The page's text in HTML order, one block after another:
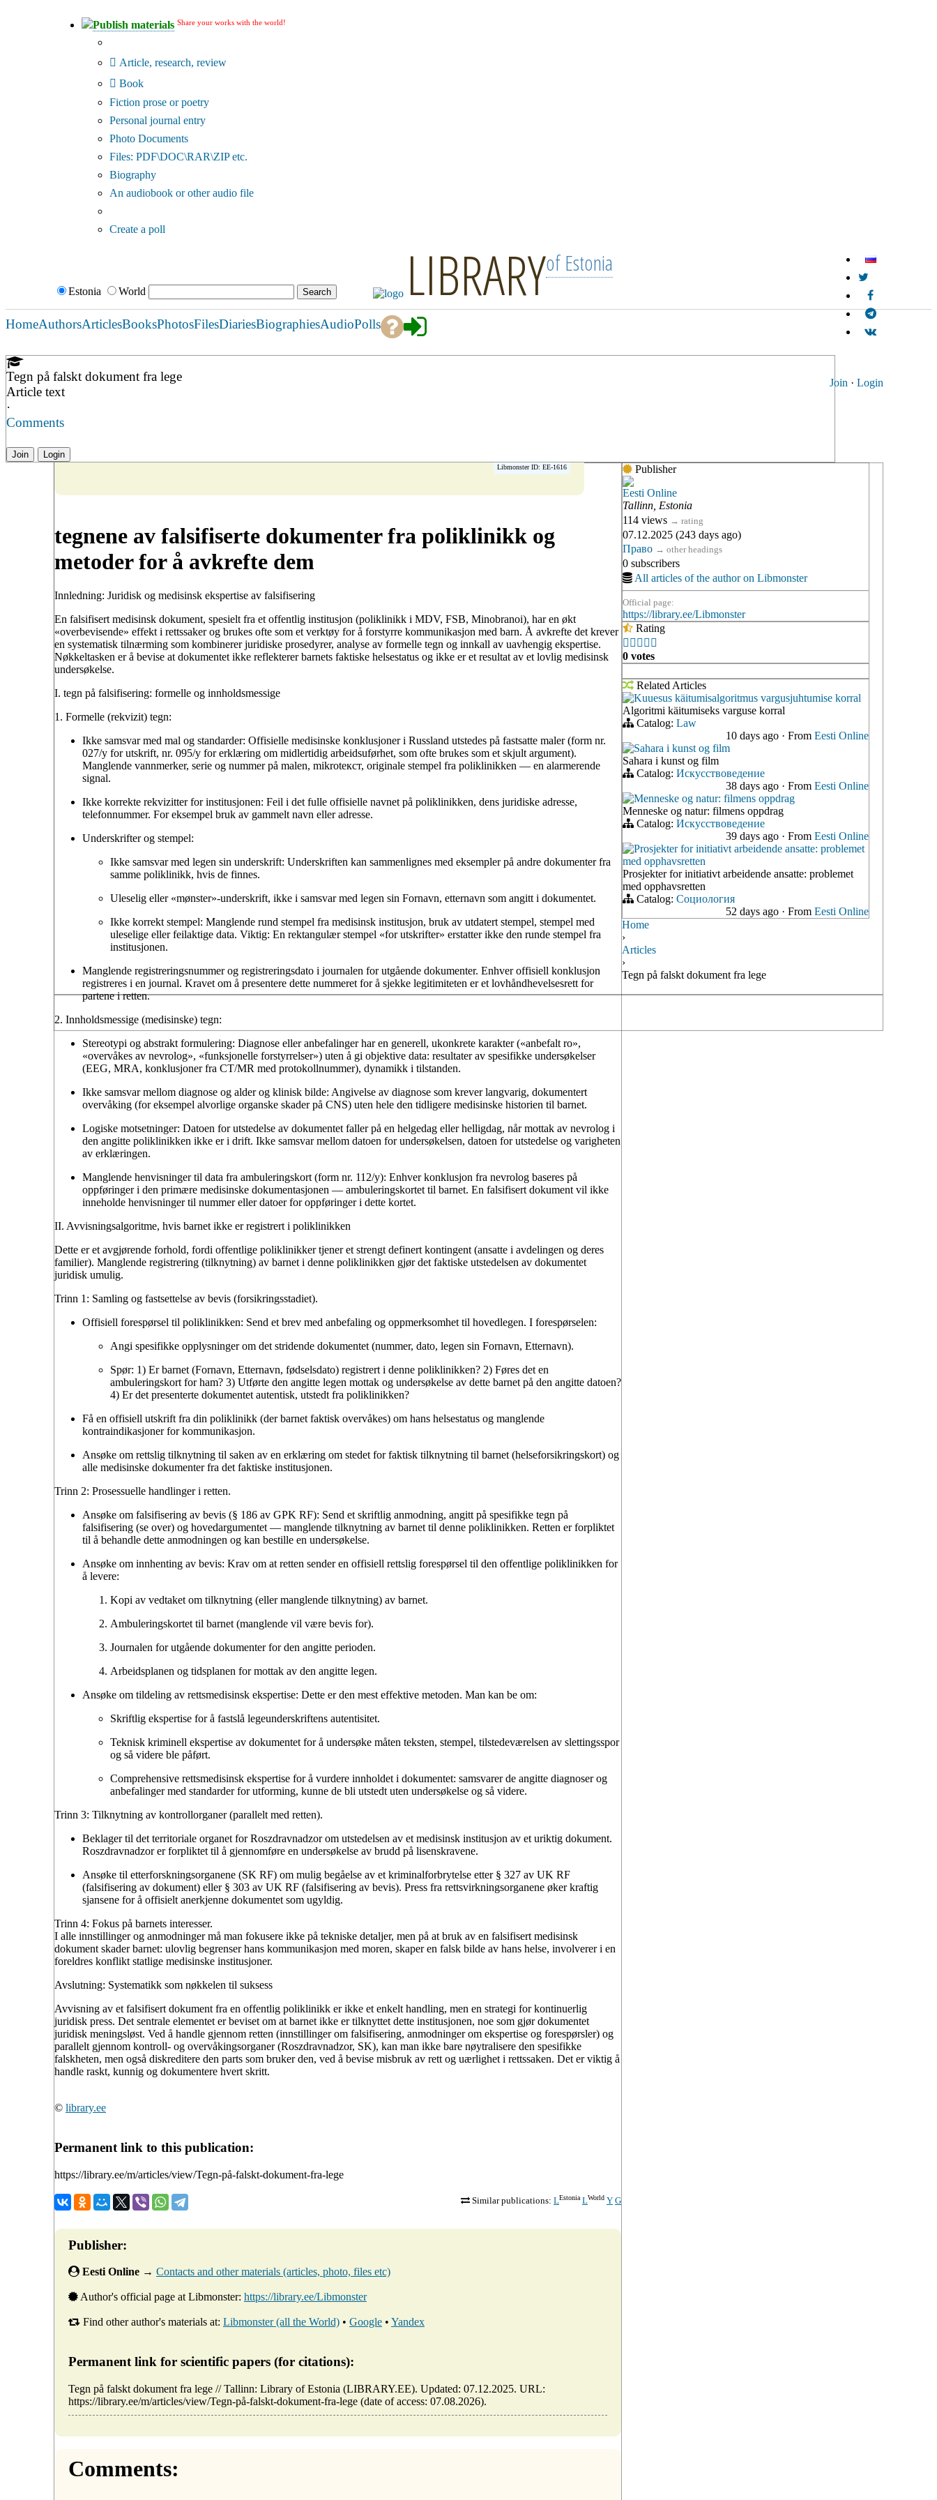
Publish materials Share your works with the world!
Article, research, review
Book
Fiction prose or poetry
Personal journal entry
Photo Documents
Files: PDF\DOC\RAR\ZIP etc.
Biography
An audiobook or other audio file
Create a poll
Estonia World LIBRARYof Estonia
Join · Login
HomeAuthorsArticlesBooksPhotosFilesDiariesBiographiesAudioPolls
Tegn på falskt dokument fra lege
Article text
·
Comments
Join Login
Libmonster ID: EE-1616
tegnene av falsifiserte dokumenter fra poliklinikk og
metoder for å avkrefte dem
Innledning: Juridisk og medisinsk ekspertise av falsifisering
En falsifisert medisinsk dokument, spesielt fra et offentlig institusjon (poliklinikk i MDV, FSB, Minobranoi), har en økt
«overbevisende» effekt i rettssaker og brukes ofte som et verktøy for å forstyrre kommunikasjon med barn. Å avkrefte det krever
en systematisk tilnærming som kombinerer juridiske prosedyrer, analyse av formelle tegn og innkall av uavhengig ekspertise.
Nøkkeltasken er å bevise at dokumentet ikke reflekterer barnets faktiske helsestatus og ikke er et resultat av et lovlig medisinsk
undersøkelse.
I. tegn på falsifisering: formelle og innholdsmessige
1. Formelle (rekvizit) tegn:
Ikke samsvar med mal og standarder: Offisielle medisinske konklusjoner i Russland utstedes på fastsatte maler (form nr.
027/у for utskrift, nr. 095/у for erklæring om midlertidig arbeidsuførhet, som ofte brukes som et skjult argument).
Manglende vannmerker, serie og nummer på malen, mikrotекст, originale stempel fra poliklinikken — en alarmerende
signal.
Ikke korrekte rekvizitter for institusjonen: Feil i det fulle offisielle navnet på poliklinikken, dens juridiske adresse,
telefonnummer. For eksempel bruk av gammelt navn eller adresse.
Underskrifter og stempel:
Ikke samsvar med legen sin underskrift: Underskriften kan sammenlignes med eksempler på andre dokumenter fra
samme poliklinikk, hvis de finnes.
Uleselig eller «mønster»-underskrift, ikke i samsvar med legen sin Fornavn, etternavn som angitt i dokumentet.
Ikke korrekt stempel: Manglende rund stempel fra medisinsk institusjon, bruk av utdatert stempel, stempel med
uleselige eller feilaktige data. Viktig: En rektangulær stempel «for utskrifter» erstatter ikke den runde stempel fra
institusjonen.
Manglende registreringsnummer og registreringsdato i journalen for utgående dokumenter. Enhver offisiell konklusjon
registreres i en journal. Kravet om å presentere dette nummeret for å sjekke legitimiteten er et lovhåndhevelsesrett for
partene i retten.
2. Innholdsmessige (medisinske) tegn:
Stereotypi og abstrakt formulering: Diagnose eller anbefalinger har en generell, ukonkrete karakter («anbefalt ro»,
«overvåkes av nevrolog», «funksjonelle forstyrrelser») uten å gi objektive data: resultater av spesifikke undersøkelser
(EEG, MRA, konklusjoner fra CT/MR med protokollnummer), dynamikk i tilstanden.
Ikke samsvar mellom diagnose og alder og klinisk bilde: Angivelse av diagnose som krever langvarig, dokumentert
overvåking (for eksempel alvorlige organske skader på CNS) uten hele den tidligere medisinske historien til barnet.
Logiske motsetninger: Datoen for utstedelse av dokumentet faller på en helgedag eller helligdag, når mottak av nevrolog i
den angitte poliklinikken ikke er i drift. Ikke samsvar mellom datoen for undersøkelsen, datoen for utstedelse og varigheten
av erklæringen.
Manglende henvisninger til data fra ambuleringskort (form nr. 112/у): Enhver konklusjon fra nevrolog baseres på
oppføringer i den primære medisinske dokumentasjonen — ambuleringskortet til barnet. En falsifisert dokument vil ikke
inneholde henvisninger til nummer eller datoer for oppføringer i dette kortet.
II. Avvisningsalgoritme, hvis barnet ikke er registrert i poliklinikken
Dette er et avgjørende forhold, fordi offentlige poliklinikker tjener et strengt definert kontingent (ansatte i avdelingen og deres
familier). Manglende registrering (tilknytning) av barnet i denne poliklinikken gjør det faktiske utstedelsen av dokumentet
juridisk umulig.
Trinn 1: Samling og fastsettelse av bevis (forsikringsstadiet).
Offisiell forespørsel til poliklinikken: Send et brev med anbefaling og oppmerksomhet til hovedlegen. I forespørselen:
Angi spesifikke opplysninger om det stridende dokumentet (nummer, dato, legen sin Fornavn, Etternavn).
Spør: 1) Er barnet (Fornavn, Etternavn, fødselsdato) registrert i denne poliklinikken? 2) Føres det en
ambuleringskort for ham? 3) Utførte den angitte legen mottak og undersøkelse av dette barnet på den angitte datoen?
4) Er det presenterte dokumentet autentisk, utstedt fra poliklinikken?
Få en offisiell utskrift fra din poliklinikk (der barnet faktisk overvåkes) om hans helsestatus og manglende
kontraindikasjoner for kommunikasjon.
Ansøke om rettslig tilknytning til saken av en erklæring om stedet for faktisk tilknytning til barnet (helseforsikringskort) og
alle medisinske dokumenter fra det faktiske institusjonen.
Trinn 2: Prosessuelle handlinger i retten.
Ansøke om falsifisering av bevis (§ 186 av GPK RF): Send et skriftlig anmodning, angitt på spesifikke tegn på
falsifisering (se over) og hovedargumentet — manglende tilknytning av barnet til denne poliklinikken. Retten er forpliktet
til å behandle dette anmodningen og kan bestille en undersøkelse.
Ansøke om innhenting av bevis: Krav om at retten sender en offisiell rettslig forespørsel til den offentlige poliklinikken for
å levere:
Kopi av vedtaket om tilknytning (eller manglende tilknytning) av barnet.
Ambuleringskortet til barnet (manglende vil være bevis for).
Journalen for utgående dokumenter for den angitte perioden.
Arbeidsplanen og tidsplanen for mottak av den angitte legen.
Ansøke om tildeling av rettsmedisinsk ekspertise: Dette er den mest effektive metoden. Man kan be om:
Skriftlig ekspertise for å fastslå legeunderskriftens autentisitet.
Teknisk kriminell ekspertise av dokumentet for å undersøke måten teksten, stempel, tilstedeværelsen av slettingsspor
og så videre ble påført.
Comprehensive rettsmedisinsk ekspertise for å vurdere innholdet i dokumentet: samsvarer de angitte diagnoser og
anbefalinger med standarder for utforming, kunne de bli utstedt uten undersøkelse og så videre.
Trinn 3: Tilknytning av kontrollorganer (parallelt med retten).
Beklager til det territoriale organet for Roszdravnadzorom utstedelsen av et medisinsk institusjon av et uriktig dokument.
Roszdravnadzor er forpliktet til å gjennomføre en undersøkelse av brudd på lisenskravene.
Ansøke til etterforskningsorganene (SK RF) om mulig begåelse av et kriminalforbrytelse etter § 327 av UK RF
(falsifisering av dokument) eller § 303 av UK RF (falsifisering av bevis). Press fra rettsvirkningsorganene øker kraftig
sjansene for å offisielt anerkjenne dokumentet som ugyldig.
Trinn 4: Fokus på barnets interesser.
I alle innstillinger og anmodninger må man fokusere ikke på tekniske detaljer, men på at bruk av en falsifisert medisinsk
dokument skader barnet: ulovlig begrenser hans kommunikasjon med moren, skaper en falsk bilde av hans helse, involverer i en
foreldres konflikt statlige medisinske institusjoner.
Avslutning: Systematikk som nøkkelen til suksess
Avvisning av et falsifisert dokument fra en offentlig poliklinikk er ikke et enkelt handling, men en strategi for kontinuerlig
juridisk press. Det sentrale elementet erbeviset om at barnet ikke er tilknyttet dette institusjonen, noe som gjør dokumentet
juridisk meningsløst. Ved å handle gjennom retten (innstillinger om falsifisering, anmodninger om ekspertise og forespørsler) og
parallelt gjennom kontroll- og overvåkingsorganer (Roszdravnadzor, SK), kan man ikke bare nøytralisere den spesifikke
falskheten, men også diskreditere den parts som bruker den, ved å bevise misbruk av rett og uærlighet i rettssaken. Det er viktig å
handle raskt, kunnig og dokumentere hvert skritt.
© library.ee
Permanent link to this publication:
https://library.ee/m/articles/view/Tegn-på-falskt-dokument-fra-lege
Similar publications: LEstonia LWorld Y G
Publisher:
Eesti Online → Contacts and other materials (articles, photo, files etc)
Author's official page at Libmonster: https://library.ee/Libmonster
Find other author's materials at: Libmonster (all the World) • Google • Yandex
Permanent link for scientific papers (for citations):
Tegn på falskt dokument fra lege // Tallinn: Library of Estonia (LIBRARY.EE). Updated: 07.12.2025. URL:
https://library.ee/m/articles/view/Tegn-på-falskt-dokument-fra-lege (date of access: 07.08.2026).
Comments:
Publisher
Eesti Online
Tallinn, Estonia
114 views → rating
07.12.2025 (243 days ago)
Право → other headings
0 subscribers
All articles of the author on Libmonster
Official page:
https://library.ee/Libmonster
Rating
    
0 votes
Related Articles
Kuuesus käitumisalgoritmus vargusjuhtumise korral
Algoritmi käitumiseks varguse korral
Catalog: Law
10 days ago · From Eesti Online
Sahara i kunst og film
Sahara i kunst og film
Catalog: Искусствоведение
38 days ago · From Eesti Online
Menneske og natur: filmens oppdrag
Menneske og natur: filmens oppdrag
Catalog: Искусствоведение
39 days ago · From Eesti Online
Prosjekter for initiativt arbeidende ansatte: problemet
med opphavsretten
Prosjekter for initiativt arbeidende ansatte: problemet
med opphavsretten
Catalog: Социология
52 days ago · From Eesti Online
Home
›
Articles
›
Tegn på falskt dokument fra lege